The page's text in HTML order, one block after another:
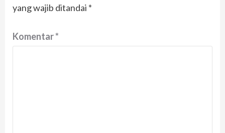
yang wajib ditandai *
Komentar*